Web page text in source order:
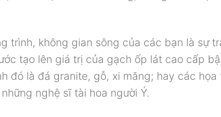
trình, không gian sông của các bạn là sự
tạo lên giá trị của gạch ốp lát cao cấp
đó là đá granite, gỗ, xi măng; hay các họa
nghệ sĩ tài hoa người Ý.